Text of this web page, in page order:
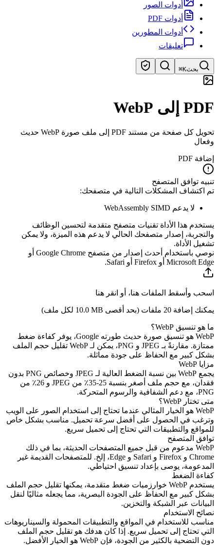
أدوات الصور
أدوات PDF
أدوات المطورين
تعليقات
بحث⌘K
بحث سريع عن الأدوات
PDF إلى WebP
تحويل كل صفحة من مستند PDF إلى ملف صورة WebP حديث
وفعال
إضافة PDF
تنبيه توافق المتصفح
تم اكتشاف المشكلات التالية في متصفحك:
لا يدعم WebAssembly SIMD
يستخدم هذا الأداة تقنيات متصفح متقدمة لتحسين الوظائف
والتجربة، إصدار متصفحك الحالي لا يدعم هذه الميزة، ولا يمكن
تشغيل الأداة.
نوصي باستخدام أحدث إصدار من متصفح Google Chrome أو
Microsoft Edge أو Firefox أو Safari.
اسحب وأسقط الملفات هنا، أو انقر هنا
يمكنك إضافة 20 ملفات (بحد أقصى 10.0 MB لكل ملف)
ما هو تنسيق WebP؟
WebP هو تنسيق صورة حديث طورته Google، يوفر كفاءة ضغط
ممتازة. مقارنةً بـ JPEG و PNG، يمكن لـ WebP تقليل حجم الملف
بشكل كبير مع الحفاظ على جودة مماثلة.
مزايا WebP
يجمع WebP بين نسبة الضغط العالية لـ JPEG وخصائص PNG بدون
فقدان، مع حجم ملف أصغر بنسبة 25-35٪ من JPEG و 26٪ من
PNG، مع دعم الشفافية والرسوم المتحركة.
متى تختار WebP؟
WebP هو الخيار المثالي عندما تحتاج إلى استخدام الصور على الويب
وترغب في الحصول على أفضل سرعة تحميل. مناسب بشكل خاص
للمواقع والتطبيقات التي تحتاج إلى تحميل سريع.
توافق المتصفح
WebP مدعوم من قبل جميع المتصفحات الحديثة، بما في ذلك
Chrome و Firefox و Safari و Edge، إلخ. للمتصفحات القديمة غير
المدعومة، يوصى بإعداد تنسيق احتياطي.
كفاءة الضغط
يستخدم WebP خوارزميات ضغط متقدمة، يمكنها تقليل حجم الملف
بشكل كبير مع الحفاظ على الجودة البصرية، مما يجعله مثاليًا لنقل
البيانات عبر الشبكة والتخزين.
نصائح الاستخدام
مناسب للاستخدام في المواقع والتطبيقات المحمولة والسيناريوهات
التي تحتاج إلى تحميل سريع. إذا كان هدفك هو تقليل حجم الملف
دون التضحية بالكثير من الجودة، فإن WebP هو الخيار الأفضل.